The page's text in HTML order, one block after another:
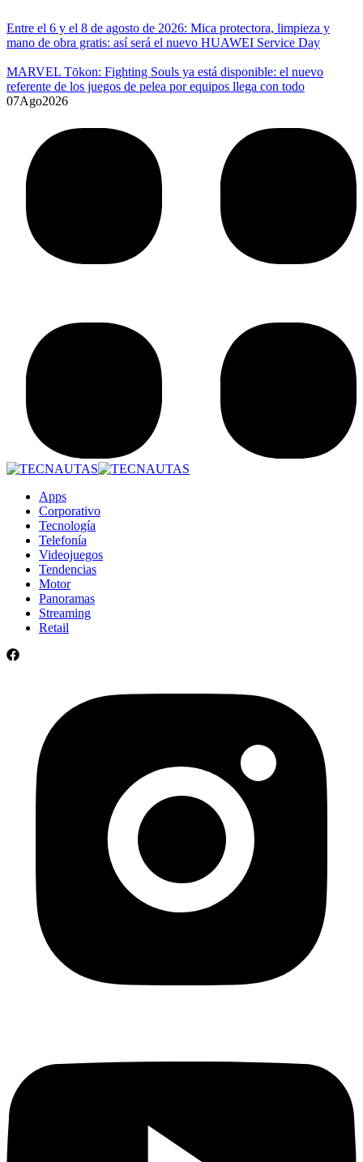
Entre el 6 y el 8 de agosto de 2026: Mica protectora, limpieza y
mano de obra gratis: así será el nuevo HUAWEI Service Day
MARVEL Tōkon: Fighting Souls ya está disponible: el nuevo
referente de los juegos de pelea por equipos llega con todo
07Ago2026
Apps
Corporativo
Tecnología
Telefonía
Videojuegos
Tendencias
Motor
Panoramas
Streaming
Retail